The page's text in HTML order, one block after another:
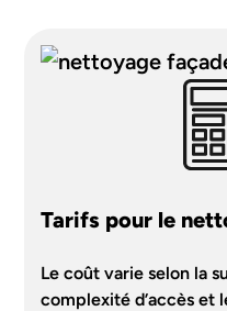
Tarifs pour le
Le coût varie selon la
complexité d’accès et